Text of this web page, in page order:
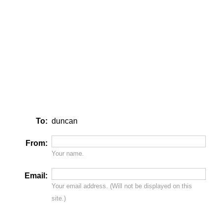
To: duncan
From:
Your name.
Email:
Your email address. (Will notbe displayed on this
site.)